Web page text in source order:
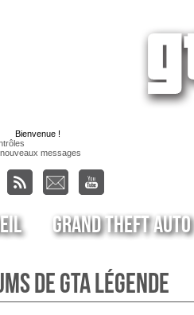
Bienvenue !
messages
Grand Theft Auto
de GTA Légende